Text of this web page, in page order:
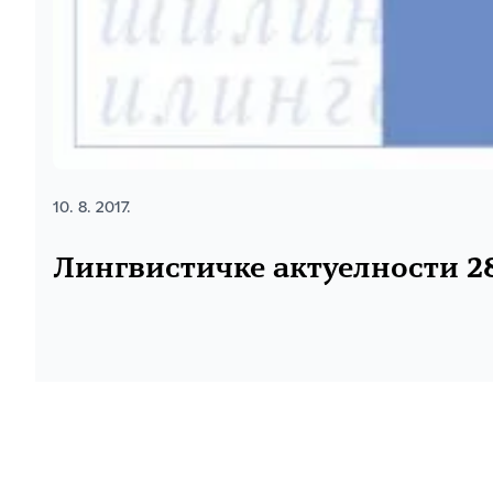
10. 8. 2017.
Лингвистичке актуелности